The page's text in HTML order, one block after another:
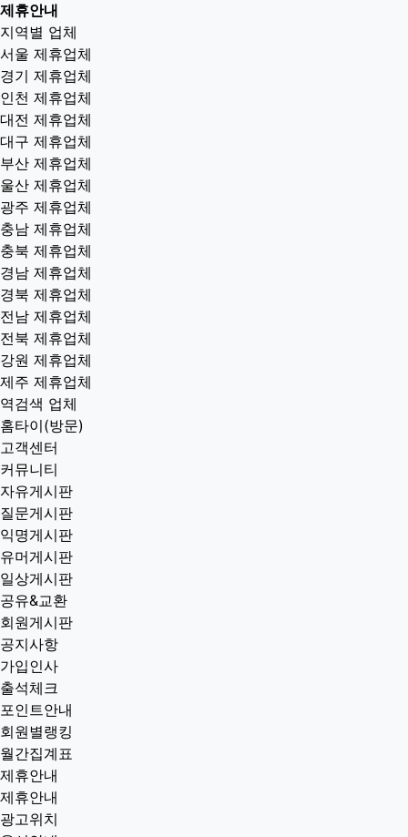
제휴안내
지역별 업체
서울 제휴업체
경기 제휴업체
인천 제휴업체
대전 제휴업체
대구 제휴업체
부산 제휴업체
울산 제휴업체
광주 제휴업체
충남 제휴업체
충북 제휴업체
경남 제휴업체
경북 제휴업체
전남 제휴업체
전북 제휴업체
강원 제휴업체
제주 제휴업체
역검색 업체
홈타이(방문)
고객센터
커뮤니티
자유게시판
질문게시판
익명게시판
유머게시판
일상게시판
공유&교환
회원게시판
공지사항
가입인사
출석체크
포인트안내
회원별랭킹
월간집계표
제휴안내
제휴안내
광고위치